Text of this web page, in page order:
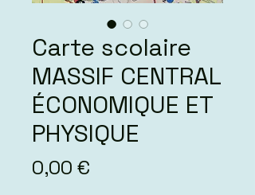
Carte scolaire
MASSIF CENTRAL
ÉCONOMIQUE ET
PHYSIQUE
0,00 €